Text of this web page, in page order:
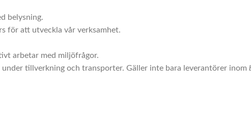
belysning.
för att utveckla vår verksamhet.
arbetar med miljöfrågor.
tillverkning och transporter. Gäller inte bara leverantörer inom